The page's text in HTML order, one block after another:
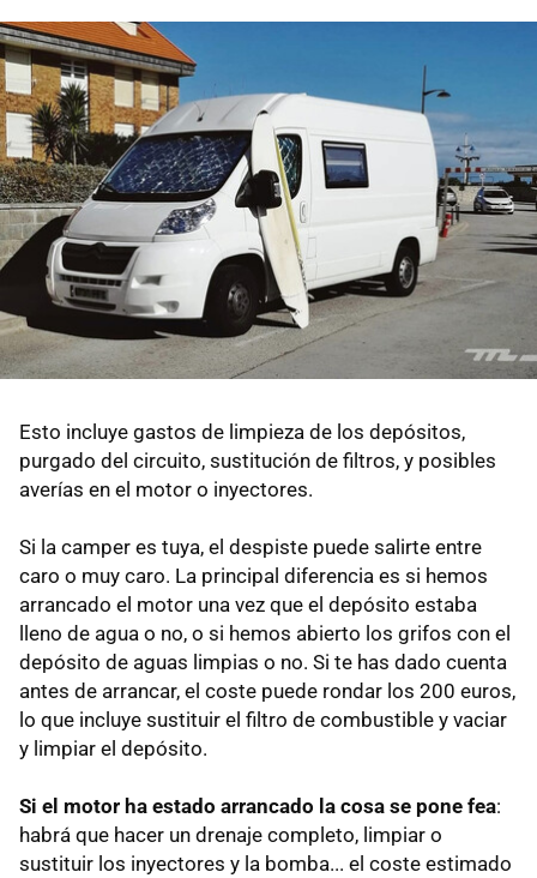
Esto incluye gastos de limpieza de los depósitos,
purgado del circuito, sustitución de filtros, y posibles
averías en el motor o inyectores.
Si la camper es tuya, el despiste puede salirte entre
caro o muy caro. La principal diferencia es si hemos
arrancado el motor una vez que el depósito estaba
lleno de agua o no, o si hemos abierto los grifos con el
depósito de aguas limpias o no. Si te has dado cuenta
antes de arrancar, el coste puede rondar los 200 euros,
lo que incluye sustituir el filtro de combustible y vaciar
y limpiar el depósito.
Si el motor ha estado arrancado la cosa se pone fea:
habrá que hacer un drenaje completo, limpiar o
sustituir los inyectores y la bomba... el coste estimado